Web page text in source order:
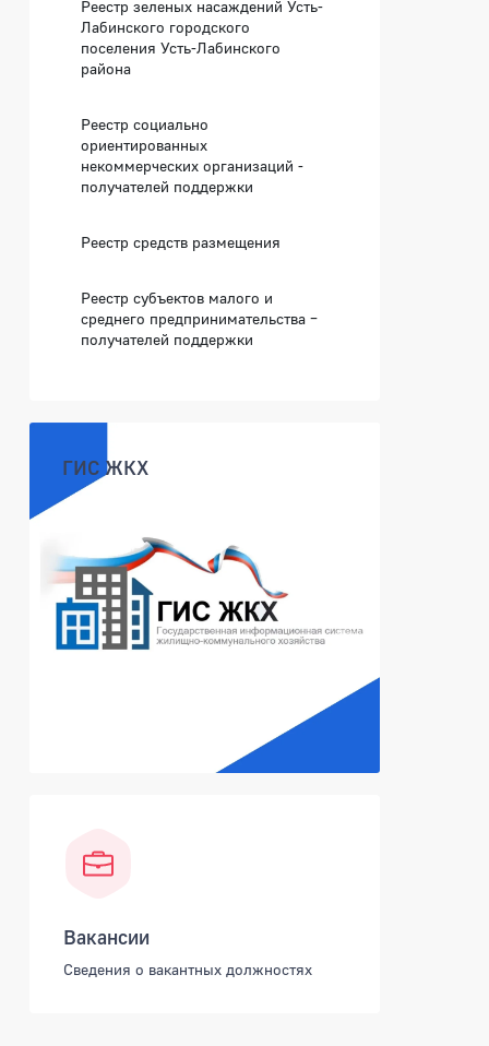
Реестр зеленых насаждений Усть-
Лабинского городского
поселения Усть-Лабинского
района
Реестр социально
ориентированных
некоммерческих организаций -
получателей поддержки
Реестр средств размещения
Реестр субъектов малого и
среднего предпринимательства –
получателей поддержки
ГИС ЖКХ
Вакансии
Сведения о вакантных должностях